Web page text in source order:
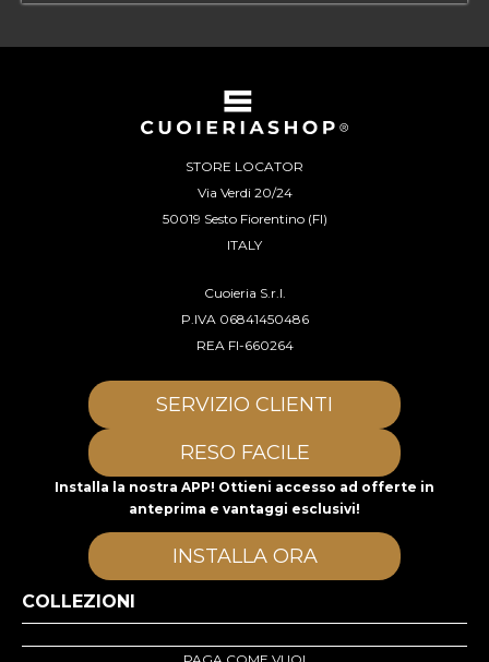
STORE LOCATOR
Via Verdi 20/24
50019 Sesto Fiorentino (FI)
ITALY
Cuoieria S.r.l.
P.IVA 06841450486
REA FI-660264
SERVIZIO CLIENTI
RESO FACILE
Installa la nostra APP! Ottieni accesso ad offerte in
anteprima e vantaggi esclusivi!
INSTALLA ORA
COLLEZIONI